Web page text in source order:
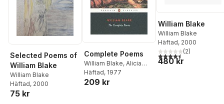
Selected Poems of
William Blake
William Blake
Häftad, 2000
75 kr
Complete Poems
William Blake, Alicia
Ostriker
Häftad, 1977
209 kr
William Blake
William Blake
Häftad, 2000
4,5utav 5 stjärnor.
(2)
480 kr